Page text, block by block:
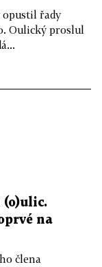
opustil řady
Oulický proslul
(o)ulic.
na
člena